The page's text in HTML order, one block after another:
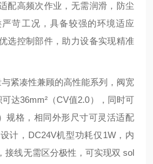
配高频次作业，无需润滑，防尘
苛工况，具备较强的环境适应
选控制部件，助力设备实现精准
与紧凑性兼顾的高性能系列，阀宽
达36mm²（CV值2.0），同时可
规格，相同外形尺寸可灵活适配
计，DC24V机型功耗仅1W，内
接线无需区分极性，可实现双 sol